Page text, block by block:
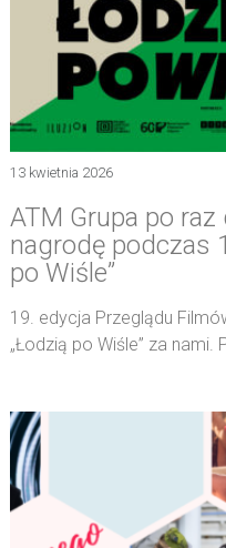
13 kwietnia 2026
ATM Grupa po
nagrodę podczas
po Wiśle”
19. edycja Przeglądu
„Łodzią po Wiśle” za nami.